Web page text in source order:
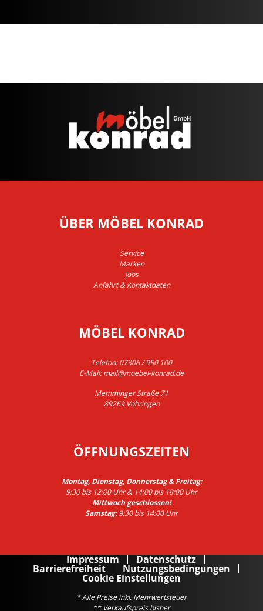
ÜBER MÖBEL KONRAD
Service
Marken
Jobs
Anfahrt & Kontaktdaten
MÖBEL KONRAD
Telefon:07306 / 950 100
E-Mail:mail@moebel-konrad.de
Memminger Straße 71
89269 Vöhringen
ÖFFNUNGSZEITEN
Montag, Dienstag, Donnerstag & Freitag:
9:30 bis 12:00 Uhr & 14:00 bis 18:00 Uhr
Mittwoch geschlossen!
Samstag:9:30 bis 14:00 Uhr
Impressum Datenschutz
Barrierefreiheit Nutzungsbedingungen
Cookie Einstellungen
* Alle Preise inkl. Mehrwertsteuer
** Verkaufspreis bisher